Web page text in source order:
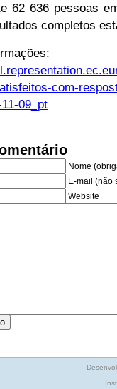
62 636 pessoas
completos
com-
09_pt
Nome
E-mail (não
Website